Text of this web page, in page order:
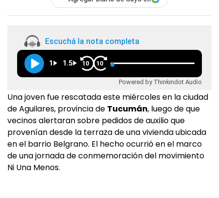
Escuchá la nota completa
1 1.5 10 10
Powered by Thinkindot Audio
Una joven fue rescatada este miércoles en la ciudad
de Aguilares, provincia de Tucumán, luego de que
vecinos alertaran sobre pedidos de auxilio que
provenían desde la terraza de una vivienda ubicada
en el barrio Belgrano. El hecho ocurrió en el marco
de una jornada de conmemoración del movimiento
Ni Una Menos.